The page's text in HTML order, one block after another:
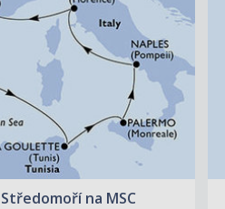
na MSC